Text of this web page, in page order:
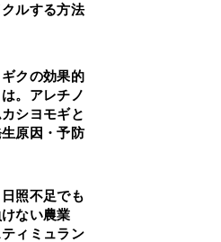
ルする方法
クの効果的
。アレチノ
シヨモギと
原因・予防
照不足でも
ない農業
ィミュラン